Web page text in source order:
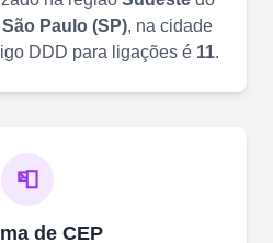
São Paulo(SP), na cidade
DDD para ligações é 11.
📮
de CEP